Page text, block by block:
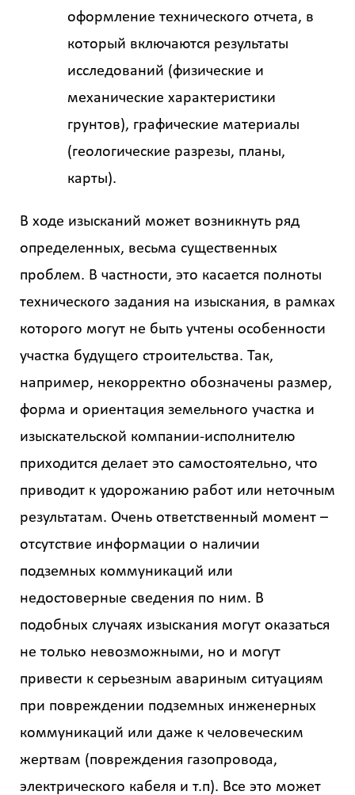
оформление технического отчета, в
который включаются результаты
исследований (физические и
механические характеристики
грунтов), графические материалы
(геологические разрезы, планы,
карты).
В ходе изысканий может возникнуть ряд
определенных, весьма существенных
проблем. В частности, это касается полноты
технического задания на изыскания, в рамках
которого могут не быть учтены особенности
участка будущего строительства. Так,
например, некорректно обозначены размер,
форма и ориентация земельного участка и
изыскательской компании-исполнителю
приходится делает это самостоятельно, что
приводит к удорожанию работ или неточным
результатам. Очень ответственный момент –
отсутствие информации о наличии
подземных коммуникаций или
недостоверные сведения по ним. В
подобных случаях изыскания могут оказаться
не только невозможными, но и могут
привести к серьезным авариным ситуациям
при повреждении подземных инженерных
коммуникаций или даже к человеческим
жертвам (повреждения газопровода,
электрического кабеля и т.п). Все это может